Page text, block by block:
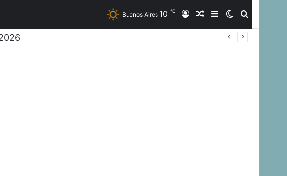
Buscar
Switch
skin
Barra
Lateral
Artículo
Aleatorio
Iniciar
Sesión
Buenos Aires 10 ℃